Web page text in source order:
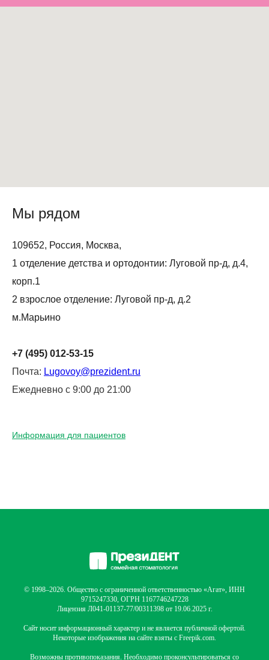
Мы рядом
109652, Россия, Москва,
1 отделение детства и ортодонтии: Луговой пр-д, д.4,
корп.1
2 взрослое отделение: Луговой пр-д, д.2
м.Марьино
+7 (495) 012-53-15
Почта: Lugovoy@prezident.ru
Ежедневно с 9:00 до 21:00
Информация для пациентов
© 1998–2026. Общество с ограниченной ответственностью «Агат», ИНН
9715247330, ОГРН 1167746247228
Лицензия Л041-01137-77/00311398 от 19.06.2025 г.
Сайт носит информационный характер и не является публичной офертой.
Некоторые изображения на сайте взяты с Freepik.com.
Возможны противопоказания. Необходимо проконсультироваться со